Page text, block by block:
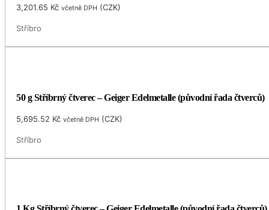
3,201.65 Kč včetně DPH (CZK)
Stříbro
50 g Stříbrný čtverec – Geiger Edelmetalle (původní řada čtverců)
5,695.52 Kč včetně DPH (CZK)
Stříbro